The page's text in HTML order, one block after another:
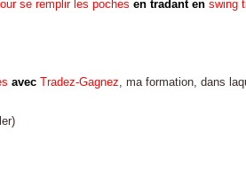
se remplir les poches en tradant en swing
avec Tradez-Gagnez, ma formation, dans